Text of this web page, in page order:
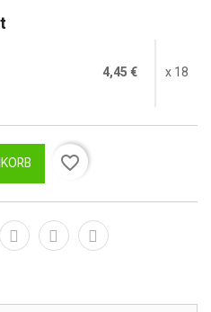
4,45 € x 18
favorite_border